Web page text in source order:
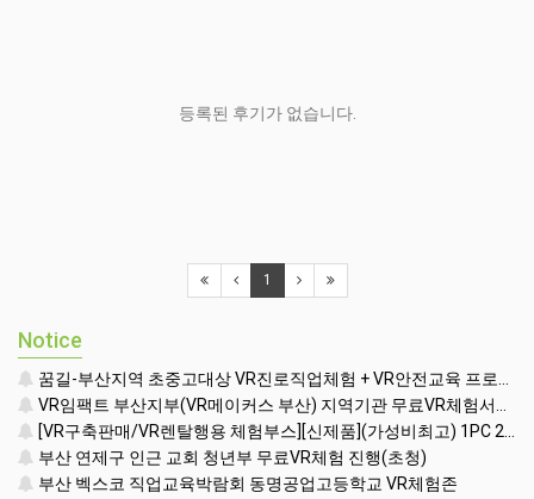
등록된 후기가 없습니다.
1
Notice
꿈길-부산지역 초중고대상 VR진로직업체험 + VR안전교육 프로그램 운영공고
VR임팩트 부산지부(VR메이커스 부산) 지역기관 무료VR체험서비스 제공
[VR구축판매/VR렌탈행용 체험부스][신제품](가성비최고) 1PC 2VR 일체형행사부스 세트(1부스-2인 따로 게임진행)
부산 연제구 인근 교회 청년부 무료VR체험 진행(초청)
부산 벡스코 직업교육박람회 동명공업고등학교 VR체험존